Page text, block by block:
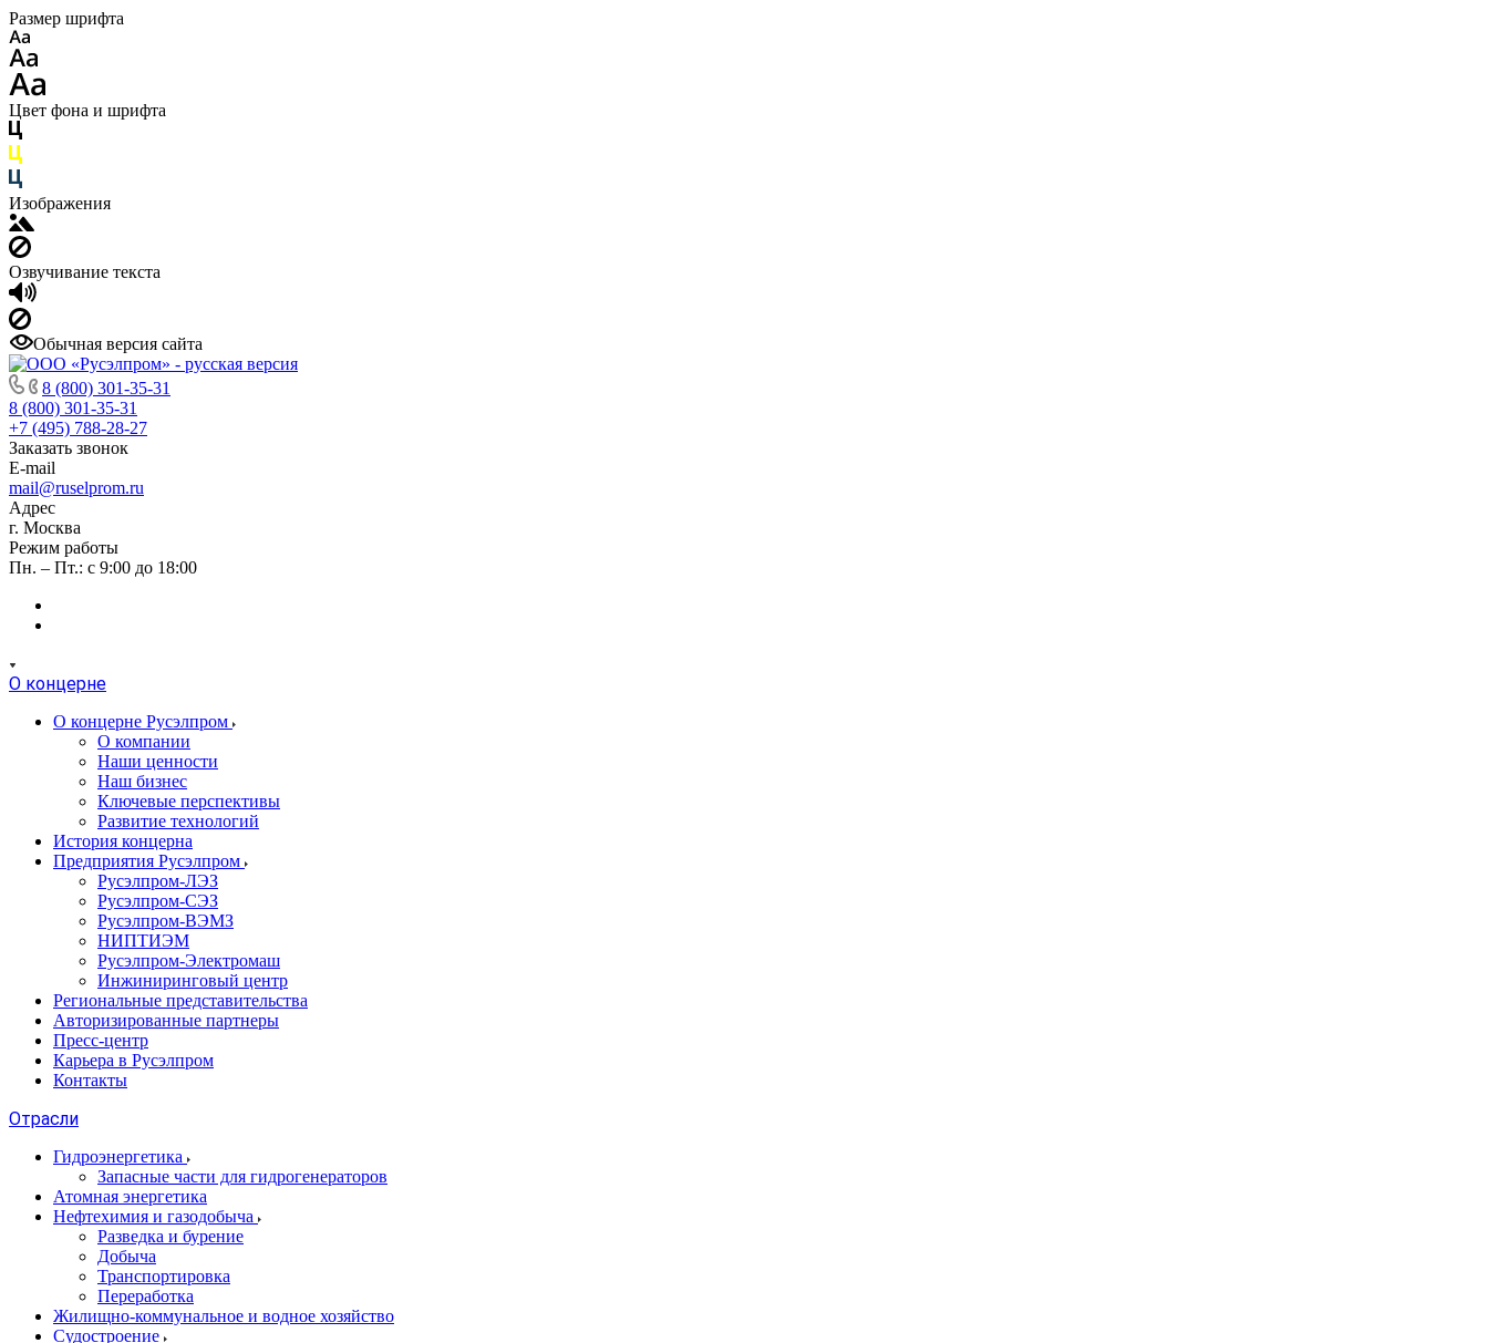
Размер шрифта
Цвет фона и шрифта
Изображения
Озвучивание текста
Обычная версия сайта
8 (800) 301-35-31
8 (800) 301-35-31
+7 (495) 788-28-27
Заказать звонок
E-mail
mail@ruselprom.ru
Адрес
г. Москва
Режим работы
Пн. – Пт.: с 9:00 до 18:00
О концерне
О концерне Русэлпром
О компании
Наши ценности
Наш бизнес
Ключевые перспективы
Развитие технологий
История концерна
Предприятия Русэлпром
Русэлпром-ЛЭЗ
Русэлпром-СЭЗ
Русэлпром-ВЭМЗ
НИПТИЭМ
Русэлпром-Электромаш
Инжиниринговый центр
Региональные представительства
Авторизированные партнеры
Пресс-центр
Карьера в Русэлпром
Контакты
Отрасли
Гидроэнергетика
Запасные части для гидрогенераторов
Атомная энергетика
Нефтехимия и газодобыча
Разведка и бурение
Добыча
Транспортировка
Переработка
Жилищно-коммунальное и водное хозяйство
Судостроение